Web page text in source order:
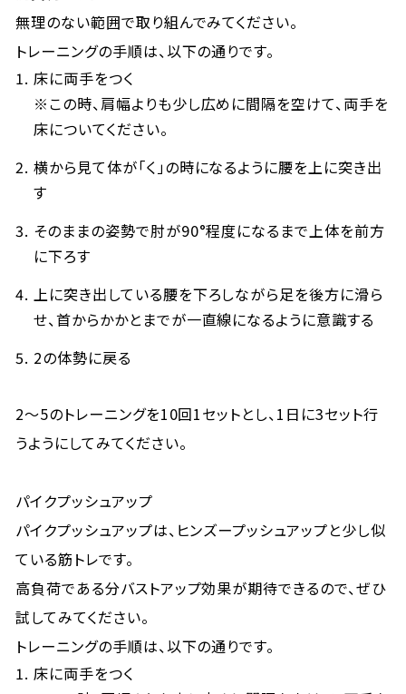
無理のない範囲で取り組んでみてください。
トレーニングの手順は、以下の通りです。
床に両手をつく
※この時、肩幅よりも少し広めに間隔を空けて、両手を
床についてください。
横から見て体が「く」の時になるように腰を上に突き出
す
そのままの姿勢で肘が90°程度になるまで上体を前方
に下ろす
上に突き出している腰を下ろしながら足を後方に滑ら
せ、首からかかとまでが一直線になるように意識する
2の体勢に戻る
2～5のトレーニングを10回1セットとし、1日に3セット行
うようにしてみてください。
パイクプッシュアップ
パイクプッシュアップは、ヒンズープッシュアップと少し似
ている筋トレです。
高負荷である分バストアップ効果が期待できるので、ぜひ
試してみてください。
トレーニングの手順は、以下の通りです。
床に両手をつく